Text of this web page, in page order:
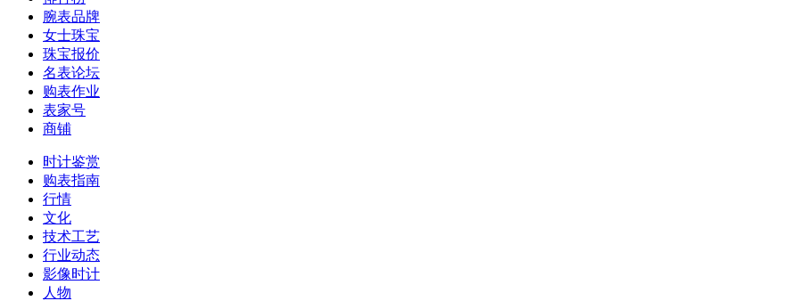
腕表品牌
女士珠宝
珠宝报价
名表论坛
购表作业
表家号
商铺
时计鉴赏
购表指南
行情
文化
技术工艺
行业动态
影像时计
人物